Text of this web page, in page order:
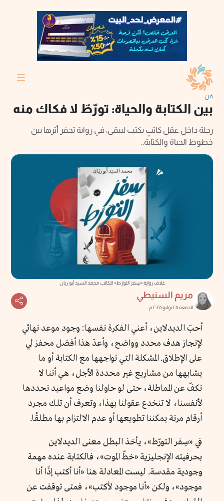
فن
بين الكتابة والحياة: تورّطٌ لا فكاك منه
رحلة داخل عقل كاتبٍ يكتب ليبقى، في رواية تحفر أثرها بين
خطوط الحياة والكتابة..
غلاف رواية «سِفر التورّط» للكاتب محمد السيد أبو ريان
مريم السنيطي
الجمعة ٢٥ يوليو ٢٠٢٥ م
أحبّ الديدلاين، أعني الفكرة نفسها: وجود موعد نهائي
لإنجاز هدف محدد وواضح، وأعدّ هذا أفضل محفز لي
على الإطلاق. المشكلة التي نواجهها مع الكتابة أو ما
يشابهها من مشاريع غير محددة الأجل، هي أننا لا
نكفّ عن المماطلة، حتى لو حاولنا وضع مواعيد نحددها
لأنفسنا، لا تنخدع عقولنا بهذا، وتعرف أن تلك مجرد
أرقام مرنة يمكننا تطويعها أو عدم الالتزام بها مطلقًا.
في «سِفر التورّط»، يأخذ البطل معنى الديدلاين
بحرفيته الإنجليزية «خطّ الموت»، فالكتابة عنده مهمة
وجودية مقدسة. ليست المعادلة هنا «أنا أكتب إذًا أنا
موجود»، ولكن «أنا موجود لأكتب»، فمتى توقفت عن